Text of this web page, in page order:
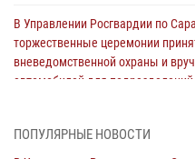
В Управлении Росгвардии по
торжественные церемонии
вневедомственной охраны и
автомобилей для
ПОПУЛЯРНЫЕ НОВОСТИ